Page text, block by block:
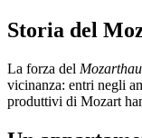
Storia del
La forza del
vicinanza: entri negli
produttivi di Mozart